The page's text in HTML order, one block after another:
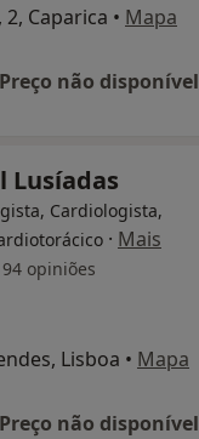
Caparica • Mapa
Preço não disponível
Lusíadas
Cardiologista,
· Mais
94 opiniões
Lisboa • Mapa
Preço não disponível